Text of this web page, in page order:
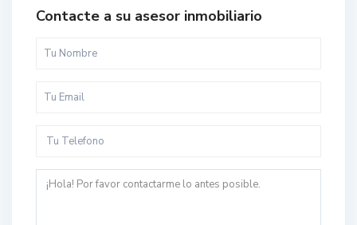
Contacte a su asesor inmobiliario